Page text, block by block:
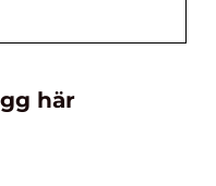
här